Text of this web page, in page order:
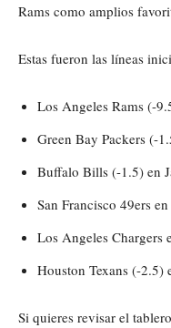
Rams como amplios
Estas fueron las líneas
Los Angeles Rams (-
Green Bay Packers (-
Buffalo Bills (-1.5) en
San Francisco 49ers
Los Angeles Chargers
Houston Texans (-2.5)
Si quieres revisar el